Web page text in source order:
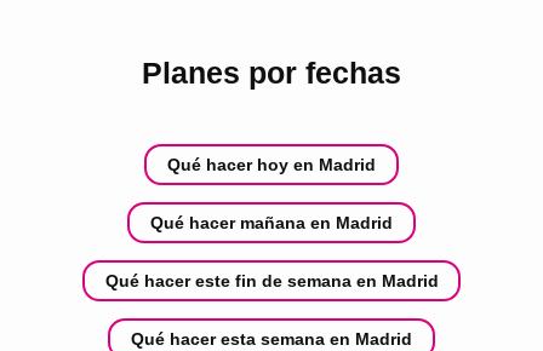
Planes por fechas
Qué hacer hoy en Madrid
Qué hacer mañana en Madrid
Qué hacer este fin de semana en Madrid
Qué hacer esta semana en Madrid